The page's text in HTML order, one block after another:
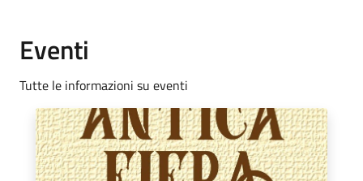
Eventi
Tutte le informazioni su eventi